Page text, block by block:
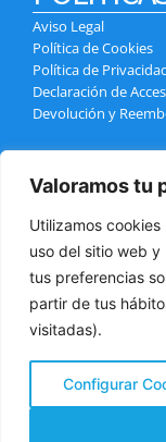
Valoramos tu
Utilizamos
uso del sitio web
tus preferencias
partir de tus
visitadas).
Configurar
Aviso Legal
Política de Cookies
Política de
Declaración de
Devolución y
Calle el Pozo, 4,
+34 699 439 970
+34 618 032 784
Copyright © 2025